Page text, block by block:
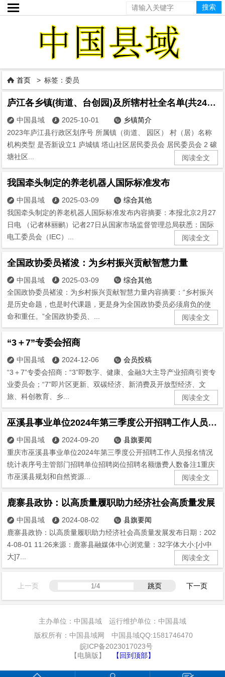

 首页 > 标签：委员
庐江各乡镇(街道、台创园)及所辖村社全名单(共243个村、社区)
 中国县域  2025-10-01  乡镇简介
2023年庐江县行政区划序号 所属镇（街道、 园区） 村（居）名称
机构类型 是否新设立1 庐城镇 塔山社区居民委员会 居民委员会 2 磙
塘社区...
阅读全文
我国牵头制定的养老机器人国际标准发布
 中国县域  2025-03-09  综合其他
我国牵头制定的养老机器人国际标准发布内容摘要：本报北京2月27
日电 （记者林丽鹂）记者27日从国家市场监督管理总局获悉：国际
电工委员会（IEC）...
阅读全文
全国政协委员褚浚：为乡村振兴贡献智慧力量
 中国县域  2025-03-09  综合其他
全国政协委员褚浚：为乡村振兴贡献智慧力量内容摘要：“乡村振兴
是历史命题，也是时代课题，更是身为全国政协委员必须肩负的使
命和重任。”全国政协委员、...
阅读全文
“3＋7”专委会招商
 中国县域  2024-12-06  会员投稿
“3＋7”专委会招商：“3”即数字、健康、金融3大主导产业招商引资专
业委员会；“7”即片区更新、双碳经济、新消费及开放型经济、文
旅、科创教育、乡...
阅读全文
巫溪县事业单位2024年第三季度公开招聘工作人员报名情况统计表
 中国县域  2024-09-20  县旗要闻
重庆市巫溪县事业单位2024年第三季度公开招聘工作人员报名情况
统计表序号主管部门招聘单位招聘岗位招聘名额缴费人数备注1重庆
市巫溪县规划和自然资源...
阅读全文
鹿寨县政协：以高质量履职助力经济社会高质量发展
 中国县域  2024-08-02  县旗要闻
鹿寨县政协：以高质量履职助力经济社会高质量发展发布日期：202
4-08-01 11:26来源：鹿寨县融媒体中心浏览量：32字体大小:[小中
大]7...
阅读全文
上一页 跳页 下一页
主办单位：中国县域 运行维护单位：中国县域
版权所有：中国县域网 中国县域QQ:1581746470
皖ICP备2023017023号
【电脑版】
【回到顶部】